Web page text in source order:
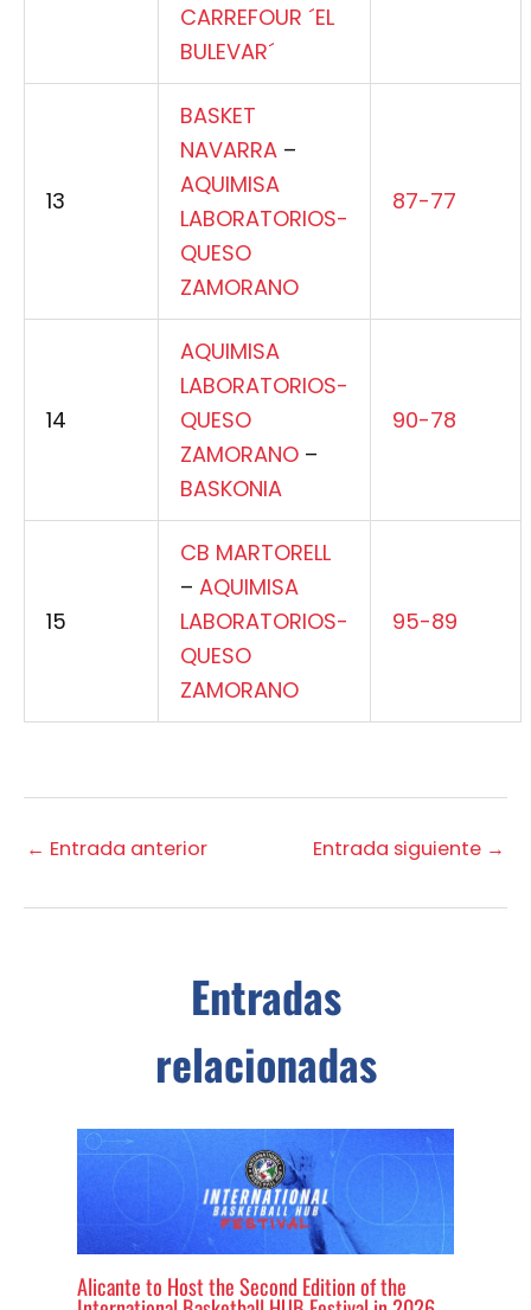
CARREFOUR ´EL
BULEVAR´
13
BASKET
NAVARRA –
AQUIMISA
LABORATORIOS-
QUESO
ZAMORANO
87-77
14
AQUIMISA
LABORATORIOS-
QUESO
ZAMORANO –
BASKONIA
90-78
15
CB MARTORELL
– AQUIMISA
LABORATORIOS-
QUESO
ZAMORANO
95-89
← Entrada anterior Entrada siguiente →
Entradas
relacionadas
Alicante to Host the Second Edition of the